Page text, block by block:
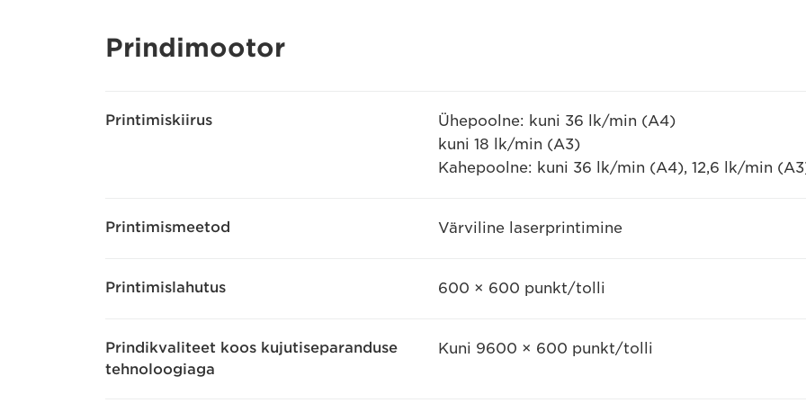
Prindimootor
Printimiskiirus
Ühepoolne: kuni 36 lk/min (A4)
kuni 18 lk/min (A3)
Kahepoolne: kuni 36 lk/min (A4), 12,6 lk/min
Printimismeetod Värviline laserprintimine
Printimislahutus 600 × 600 punkt/tolli
Prindikvaliteet koos kujutiseparanduse
tehnoloogiaga
Kuni 9600 × 600 punkt/tolli